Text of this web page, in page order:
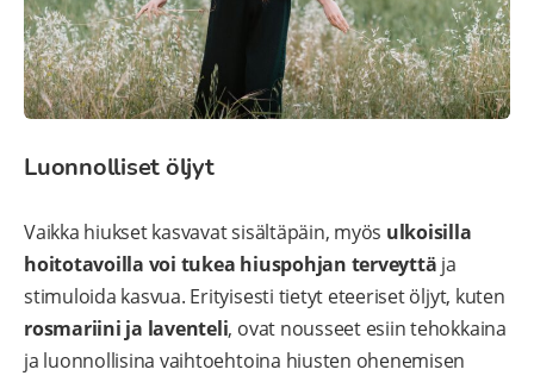
Luonnolliset öljyt
Vaikka hiukset kasvavat sisältäpäin, myös ulkoisilla
hoitotavoilla voi tukea hiuspohjan terveyttä ja
stimuloida kasvua. Erityisesti tietyt eteeriset öljyt, kuten
rosmariini ja laventeli, ovat nousseet esiin tehokkaina
ja luonnollisina vaihtoehtoina hiusten ohenemisen